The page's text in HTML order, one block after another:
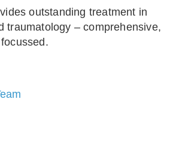
outstanding treatment in
traumatology – comprehensive,